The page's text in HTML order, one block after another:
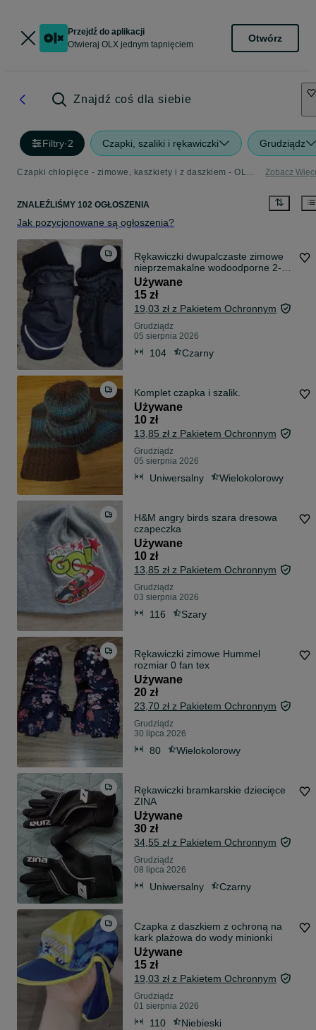
Przejdź do aplikacji
Otwieraj OLX jednym tapnięciem
Otwórz
Znajdź coś dla siebie
Filtry·2 Czapki, szaliki i rękawiczki Grudziądz
Czapki chłopięce - zimowe, kaszkiety i z daszkiem - OLX.pl Zobacz
ZNALEŹLIŚMY 102 OGŁOSZENIA
Jak pozycjonowane są ogłoszenia?
Rękawiczki dwupalczaste zimowe
nieprzemakalne wodoodporne 2-5
lat
Używane
15 zł
19,03 zł z Pakietem Ochronnym
Grudziądz
05 sierpnia 2026
104 Czarny
Komplet czapka i szalik.
Używane
10 zł
13,85 zł z Pakietem Ochronnym
Grudziądz
05 sierpnia 2026
Uniwersalny Wielokolorowy
H&M angry birds szara dresowa
czapeczka
Używane
10 zł
13,85 zł z Pakietem Ochronnym
Grudziądz
03 sierpnia 2026
116 Szary
Rękawiczki zimowe Hummel
rozmiar 0 fan tex
Używane
20 zł
23,70 zł z Pakietem Ochronnym
Grudziądz
30 lipca 2026
80 Wielokolorowy
Rękawiczki bramkarskie dziecięce
ZINA
Używane
30 zł
34,55 zł z Pakietem Ochronnym
Grudziądz
08 lipca 2026
Uniwersalny Czarny
Czapka z daszkiem z ochroną na
kark plażowa do wody minionki
Używane
15 zł
19,03 zł z Pakietem Ochronnym
Grudziądz
01 sierpnia 2026
110 Niebieski